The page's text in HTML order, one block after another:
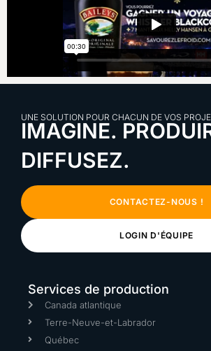
UNE SOLUTION POUR CHACUN DE VOS
IMAGINE.
DIFFUSEZ.
CONTACTEZ-NOUS !
LOGIN D'ÉQUIPE
Services de production
Canada atlantique
Terre-Neuve-et-Labrador
Québec